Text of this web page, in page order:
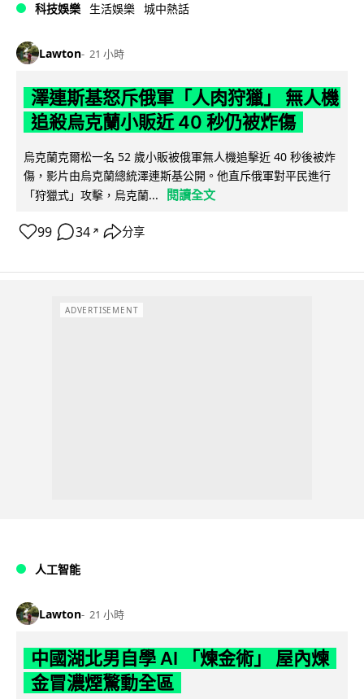
科技娛樂 生活娛樂 城中熱話
Lawton 21 小時
澤連斯基怒斥俄軍「人肉狩獵」 無人機
追殺烏克蘭小販近 40 秒仍被炸傷
烏克蘭克爾松一名 52 歲小販被俄軍無人機追擊近 40 秒後被炸
傷，影片由烏克蘭總統澤連斯基公開。他直斥俄軍對平民進行
「狩獵式」攻擊，烏克蘭...
閱讀全文
99 34 ↗ 分享
ADVERTISEMENT
人工智能
Lawton 21 小時
中國湖北男自學 AI 「煉金術」 屋內煉
金冒濃煙驚動全區